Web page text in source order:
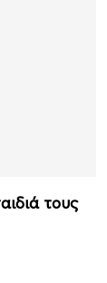
τους